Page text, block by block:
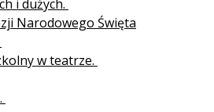
i dużych.
Narodowego Święta
w teatrze.